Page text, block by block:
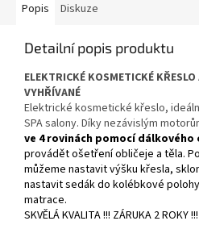
Popis Diskuze
Detailní popis produktu
ELEKTRICKÉ KOSMETICKÉ
VYHŘÍVANÉ
Elektrické kosmetické křeslo,
SPA salony. Díky nezávislým
ve 4 rovinách pomocí dálkového
provádět ošetření obličeje a těla.
můžeme nastavit výšku křesla,
nastavit sedák do kolébkové
matrace.
SKVĚLÁ KVALITA !!! ZÁRUKA 2 ROKY !!!